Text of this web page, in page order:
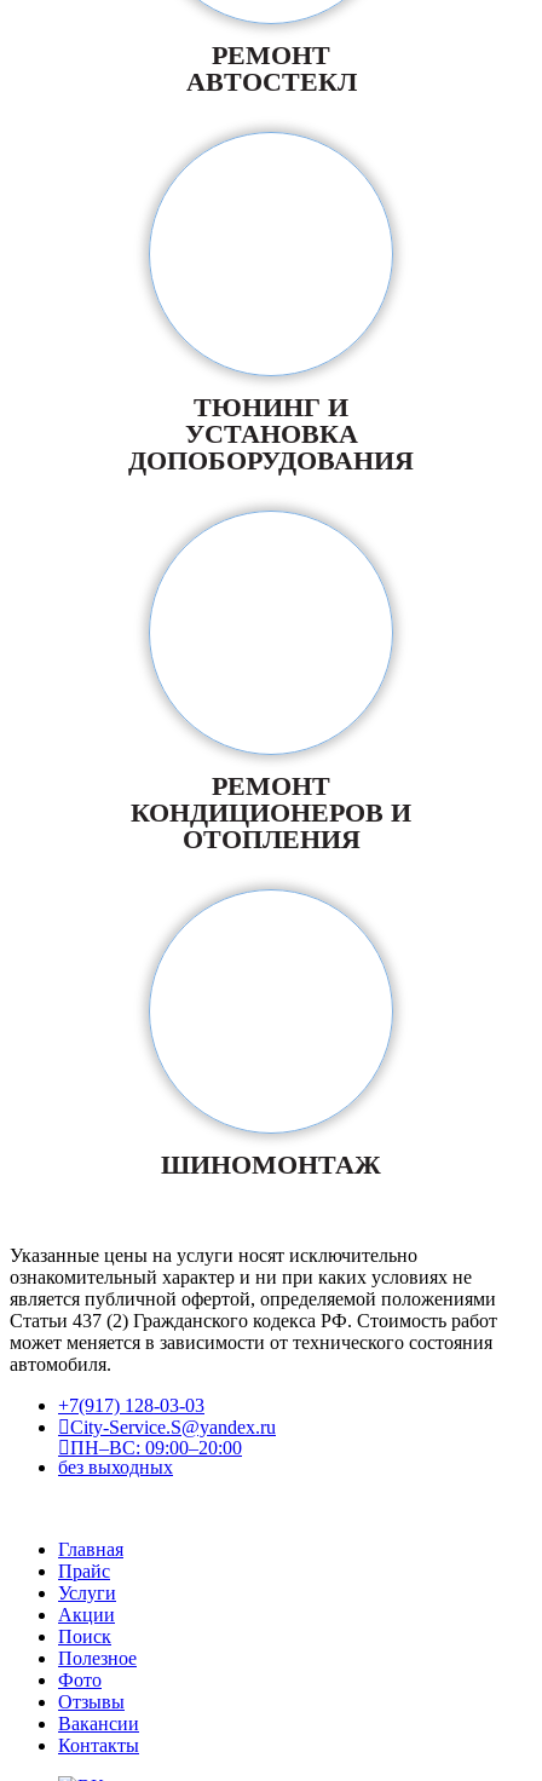
РЕМОНТ
АВТОСТЕКЛ
ТЮНИНГ И
УСТАНОВКА
ДОПОБОРУДОВАНИЯ
РЕМОНТ
КОНДИЦИОНЕРОВ И
ОТОПЛЕНИЯ
ШИНОМОНТАЖ
Указанные цены на услуги носят исключительно
ознакомительный характер и ни при каких условиях не
является публичной офертой, определяемой положениями
Статьи 437 (2) Гражданского кодекса РФ. Стоимость работ
может меняется в зависимости от технического состояния
автомобиля.
+7(917) 128-03-03
City-Service.S@yandex.ru
ПН–ВС: 09:00–20:00
без выходных
Главная
Прайс
Услуги
Акции
Поиск
Полезное
Фото
Отзывы
Вакансии
Контакты